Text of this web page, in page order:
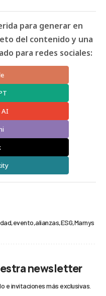
para generar en
del contenido y una
para redes sociales:
AI
evento alianzas ESG Marnys
newsletter
e invitaciones más exclusivas.